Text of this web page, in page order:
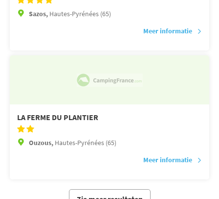
Sazos, Hautes-Pyrénées (65)
Meer informatie
LA FERME DU PLANTIER
Ouzous, Hautes-Pyrénées (65)
Meer informatie